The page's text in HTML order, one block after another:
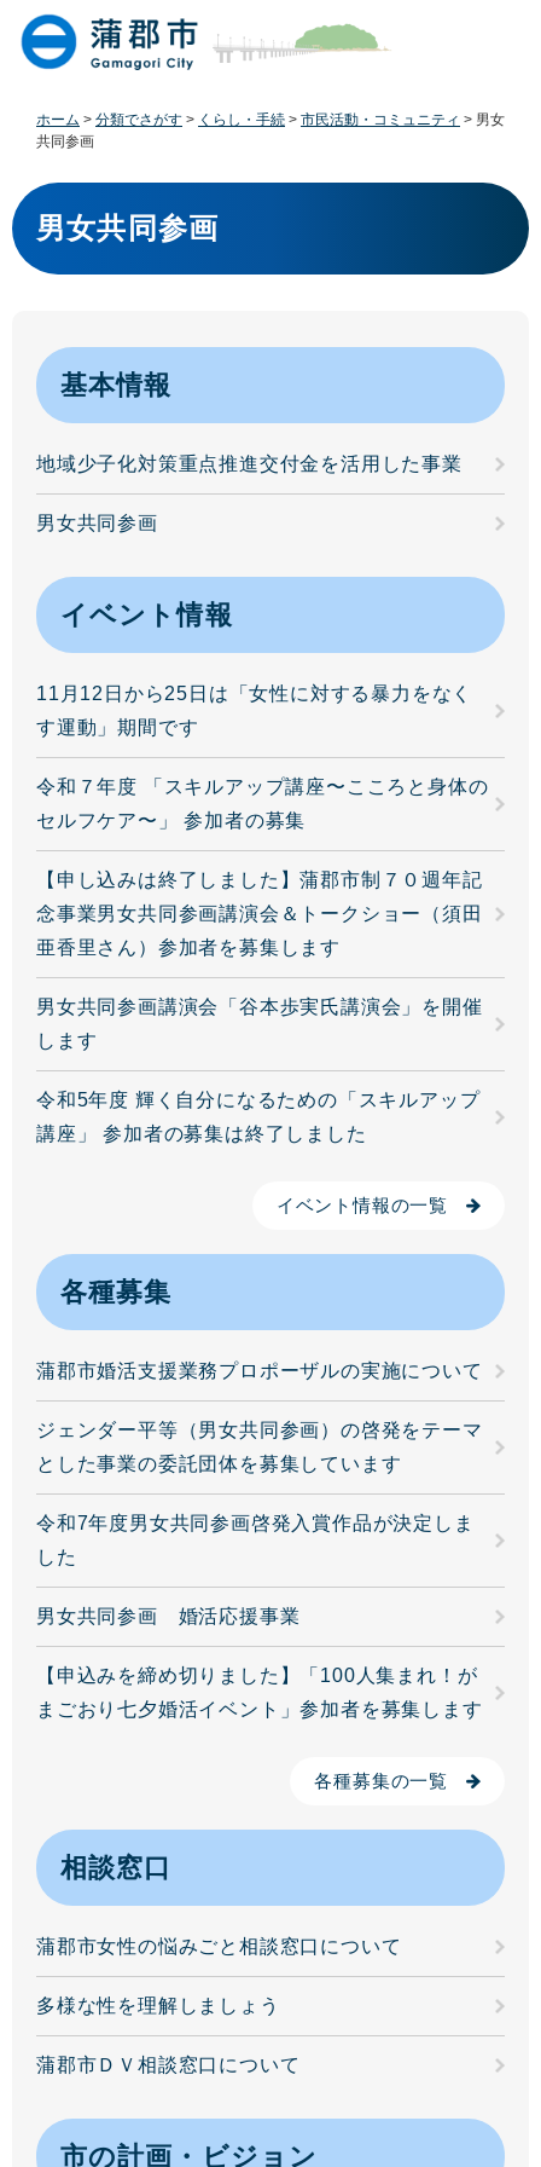
。
て
本
ホーム > 分類でさがす > くらし・手続 > 市民活動・コミュニティ > 男女
共同参画
本
文
男女共同参画
基本情報
地域少子化対策重点推進交付金を活用した事業
男女共同参画
イベント情報
11月12日から25日は「女性に対する暴力をなく
す運動」期間です
令和７年度 「スキルアップ講座〜こころと身体の
セルフケア〜」 参加者の募集
【申し込みは終了しました】蒲郡市制７０週年記
念事業男女共同参画講演会＆トークショー（須田
亜香里さん）参加者を募集します
男女共同参画講演会「谷本歩実氏講演会」を開催
します
令和5年度 輝く自分になるための「スキルアップ
講座」 参加者の募集は終了しました
イベント情報の一覧
各種募集
蒲郡市婚活支援業務プロポーザルの実施について
ジェンダー平等（男女共同参画）の啓発をテーマ
とした事業の委託団体を募集しています
令和7年度男女共同参画啓発入賞作品が決定しま
した
男女共同参画 婚活応援事業
【申込みを締め切りました】「100人集まれ！が
まごおり七夕婚活イベント」参加者を募集します
各種募集の一覧
相談窓口
蒲郡市女性の悩みごと相談窓口について
多様な性を理解しましょう
蒲郡市ＤＶ相談窓口について
市の計画・ビジョン